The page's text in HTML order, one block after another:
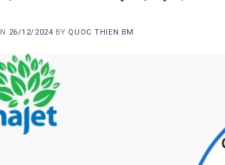
26/12/2024 BY QUOC THIEN BM